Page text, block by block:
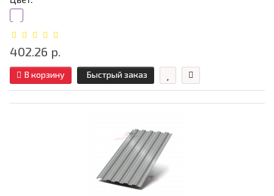
402.26 р.
В корзину Быстрый заказ